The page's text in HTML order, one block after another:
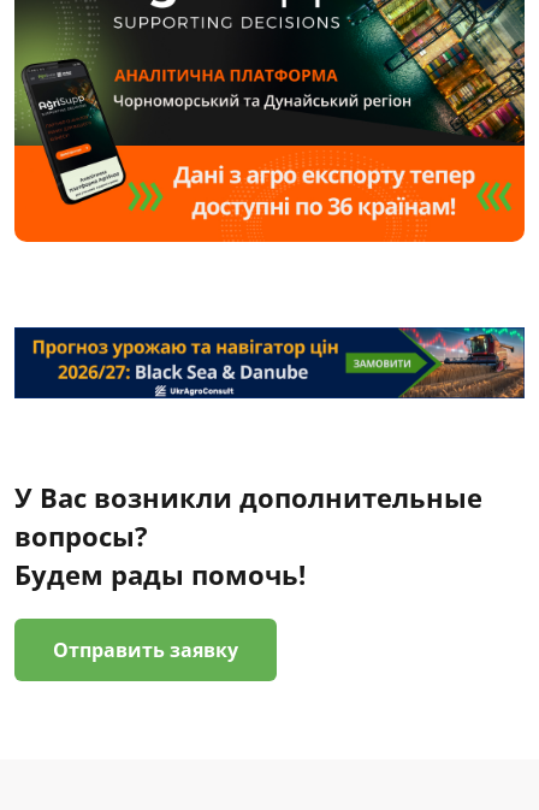
У Вас возникли дополнительные
вопросы?
Будем рады помочь!
Отправить заявку